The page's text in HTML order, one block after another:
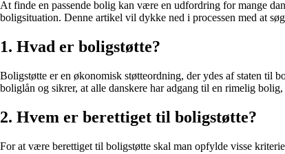
At finde en passende bolig kan være en udfordring for mange
boligsituation. Denne artikel vil dykke ned i processen med at
1. Hvad er boligstøtte?
Boligstøtte er en økonomisk støtteordning, der ydes af staten til
boliglån og sikrer, at alle danskere har adgang til en rimelig
2. Hvem er berettiget til boligstøtte?
For at være berettiget til boligstøtte skal man opfylde visse